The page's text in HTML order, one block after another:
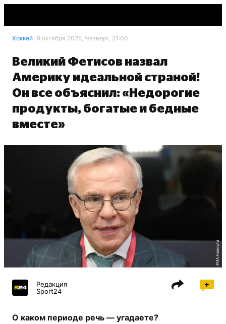
Хоккей 9 октября 2025, Четверг, 21:00
Великий Фетисов назвал
Америку идеальной страной!
Он все объяснил: «Недорогие
продукты, богатые и бедные
вместе»
РИА Новости
Редакция
Sport24
О каком периоде речь — угадаете?